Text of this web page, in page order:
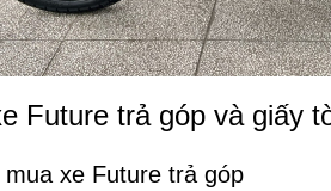
Future trả góp và giấy
xe Future trả góp